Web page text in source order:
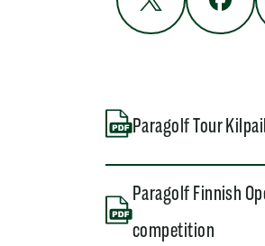
Paragolf Tour
Paragolf Finnish
competition